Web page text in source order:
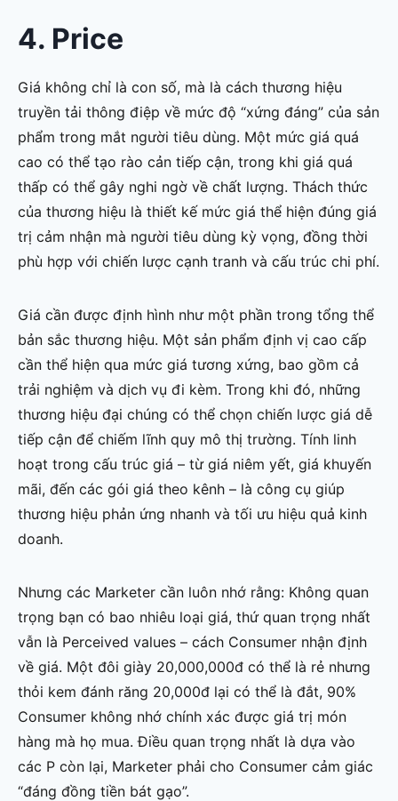
4. Price
Giá không chỉ là con số, mà là cách thương hiệu
truyền tải thông điệp về mức độ “xứng đáng” của sản
phẩm trong mắt người tiêu dùng. Một mức giá quá
cao có thể tạo rào cản tiếp cận, trong khi giá quá
thấp có thể gây nghi ngờ về chất lượng. Thách thức
của thương hiệu là thiết kế mức giá thể hiện đúng giá
trị cảm nhận mà người tiêu dùng kỳ vọng, đồng thời
phù hợp với chiến lược cạnh tranh và cấu trúc chi phí.
Giá cần được định hình như một phần trong tổng thể
bản sắc thương hiệu. Một sản phẩm định vị cao cấp
cần thể hiện qua mức giá tương xứng, bao gồm cả
trải nghiệm và dịch vụ đi kèm. Trong khi đó, những
thương hiệu đại chúng có thể chọn chiến lược giá dễ
tiếp cận để chiếm lĩnh quy mô thị trường. Tính linh
hoạt trong cấu trúc giá – từ giá niêm yết, giá khuyến
mãi, đến các gói giá theo kênh – là công cụ giúp
thương hiệu phản ứng nhanh và tối ưu hiệu quả kinh
doanh.
Nhưng các Marketer cần luôn nhớ rằng: Không quan
trọng bạn có bao nhiêu loại giá, thứ quan trọng nhất
vẫn là Perceived values – cách Consumer nhận định
về giá. Một đôi giày 20,000,000đ có thể là rẻ nhưng
thỏi kem đánh răng 20,000đ lại có thể là đắt, 90%
Consumer không nhớ chính xác được giá trị món
hàng mà họ mua. Điều quan trọng nhất là dựa vào
các P còn lại, Marketer phải cho Consumer cảm giác
“đáng đồng tiền bát gạo”.